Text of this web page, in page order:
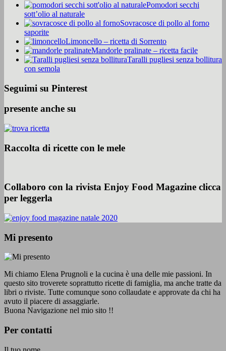
Pomodori secchi
sott’olio al naturale
Sovracosce di pollo al forno
saporite
Limoncello – ricetta di Sorrento
Mandorle pralinate – ricetta facile
Taralli pugliesi senza bollitura
con semola
Seguimi su Pinterest
presente anche su
Raccolta di ricette con le mele
Collaboro con la rivista Enjoy Food Magazine clicca
per leggerla
Mi presento
Mi chiamo Elena Prugnoli e la cucina è una delle mie passioni. In
questo sito troverete soprattutto ricette di famiglia, ma anche tratte da
libri o riviste. Tutte comunque sono collaudate e approvate da chi ha
avuto il piacere di assaggiarle.
Buona Navigazione nel mio sito !!
Per contatti